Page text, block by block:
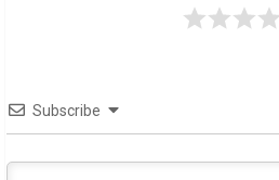
d
i
Subscribe